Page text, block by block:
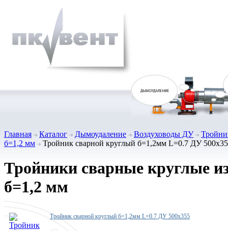
Главная Каталог Дымоудаление Воздуховоды ДУ
б=1,2 мм
Тройник сварной круглый б=1,2мм L=0.7 ДУ
Тройники сварные круглые
б=1,2 мм
Тройник сварной круглый б=1,2мм L=0.7 ДУ 500х355